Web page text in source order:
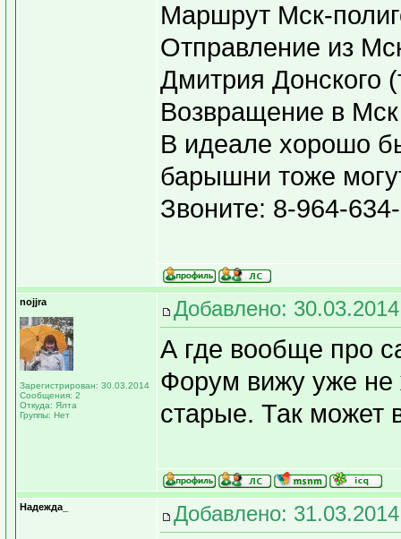
Маршрут Мск-
Отправление из
Дмитрия Донского
Возвращение в
В идеале хорошо
барышни тоже
Звоните: 8-964-
nojjra
Зарегистрирован: 30.03.2014
Сообщения: 2
Откуда: Ялта
Группы: Нет
Добавлено:
А где вообще про
Форум вижу уже не
старые. Так может
Надежда_ Добавлено: